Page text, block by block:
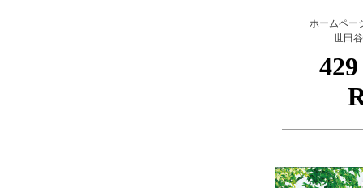
ホームペー
世田